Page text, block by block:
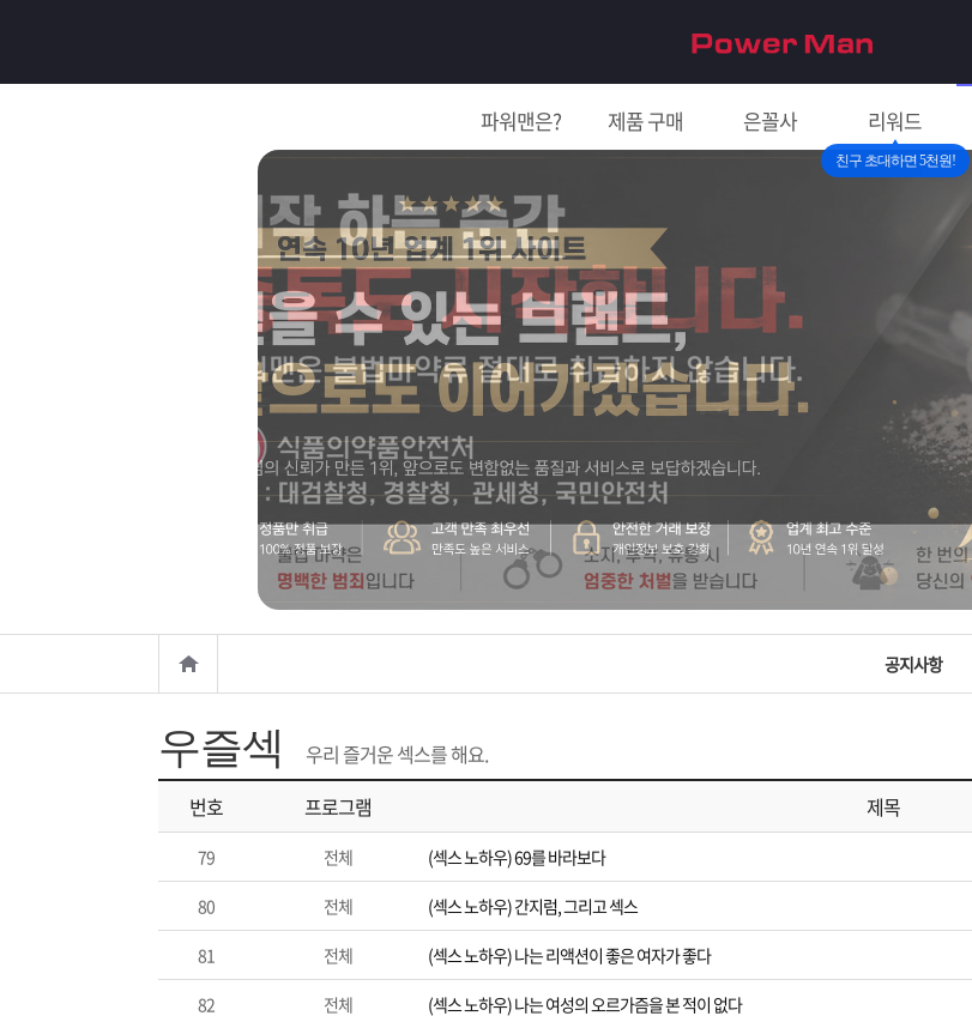
파워맨은? 제품 구매 은꼴사 리워드
친구 초대하면 5천원!
그
공지사항
우즐섹
우리 즐거운 섹스를 해요.
번호
프로그램 제목
79 전체 (섹스 노하우) 69를 바라보다
80 전체 (섹스 노하우) 간지럼, 그리고 섹스
81 전체 (섹스 노하우) 나는 리액션이 좋은 여자가 좋다
82 전체 (섹스 노하우) 나는 여성의 오르가즘을 본 적이 없다